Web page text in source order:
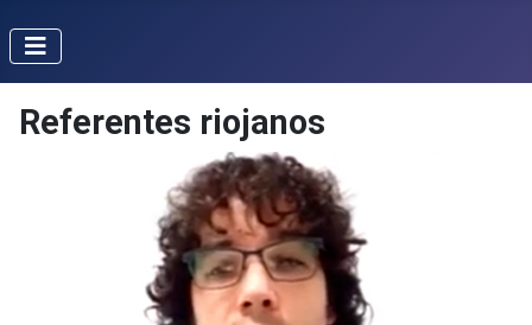
Referentes riojanos